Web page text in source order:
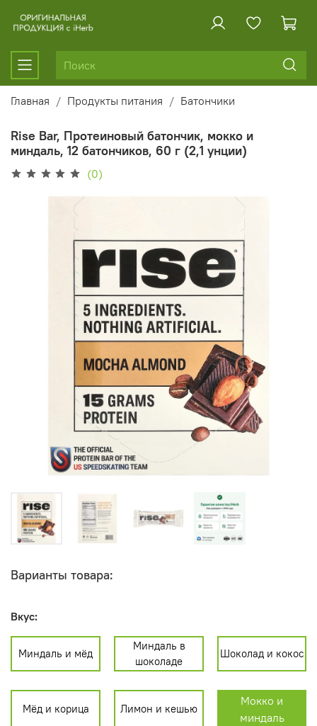
Главная Продукты питания Батончики
Rise Bar, Протеиновый батончик, мокко и
миндаль, 12 батончиков, 60 г (2,1 унции)
(0)
Варианты товара:
Вкус:
Миндаль и мёд
Миндаль в
шоколаде
Шоколад и кокос
Мёд и корица Лимон и кешью
Мокко и
миндаль